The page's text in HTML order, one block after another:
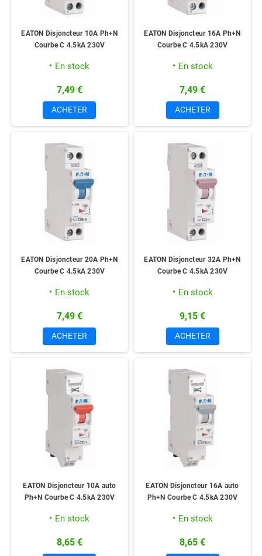
EATON Disjoncteur 10A Ph+N
Courbe C 4.5kA 230V
En stock
7,49 €
ACHETER
EATON Disjoncteur 16A Ph+N
Courbe C 4.5kA 230V
En stock
7,49 €
ACHETER
EATON Disjoncteur 20A Ph+N
Courbe C 4.5kA 230V
En stock
7,49 €
ACHETER
EATON Disjoncteur 32A Ph+N
Courbe C 4.5kA 230V
En stock
9,15 €
ACHETER
EATON Disjoncteur 10A auto
Ph+N Courbe C 4.5kA 230V
En stock
8,65 €
EATON Disjoncteur 16A auto
Ph+N Courbe C 4.5kA 230V
En stock
8,65 €